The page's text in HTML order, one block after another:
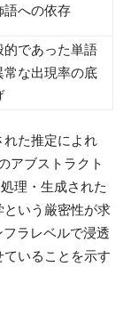
語への依存
的であった単語
常な出現率の底
れた推定によれ
アブストラクト
理・生成された
いう厳密性が求
ラレベルで浸透
いることを示す